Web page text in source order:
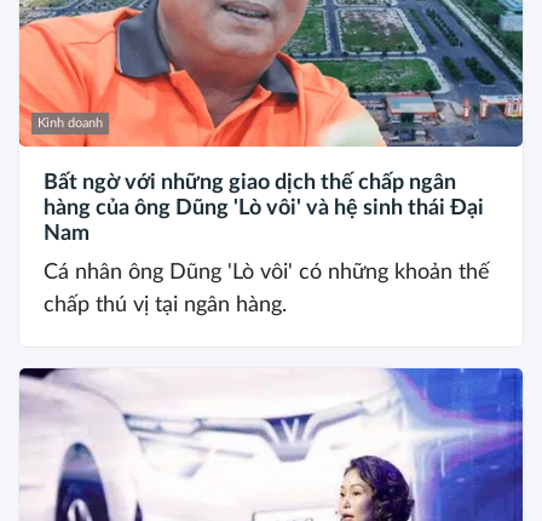
Kinh doanh
Bất ngờ với những giao dịch thế chấp ngân
hàng của ông Dũng 'Lò vôi' và hệ sinh thái Đại
Nam
Cá nhân ông Dũng 'Lò vôi' có những khoản thế
chấp thú vị tại ngân hàng.